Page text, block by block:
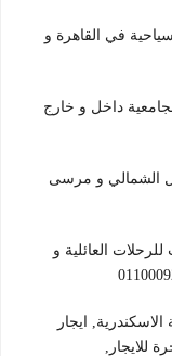
في القاهرة و
داخل و خارج
الشمالي و مرسى
تويوتا للايجار يكفى 21 راكب للرحلات العائلية و
ايجار
للايجار,